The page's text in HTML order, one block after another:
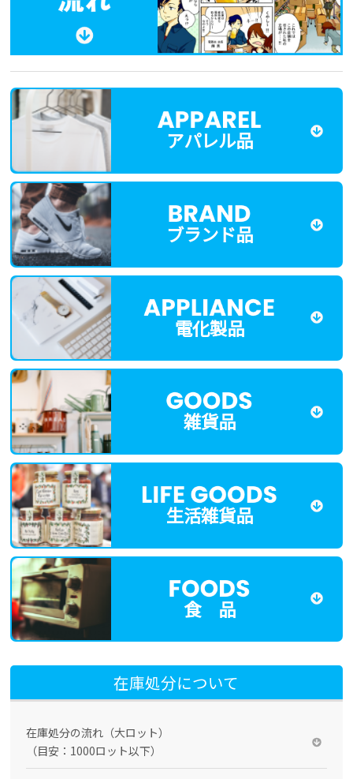
アパレル品
ブランド品
電化製品
雑貨品
生活雑貨品
食 品
在庫処分について
在庫処分の流れ（大ロット）
（目安：1000ロット以下）